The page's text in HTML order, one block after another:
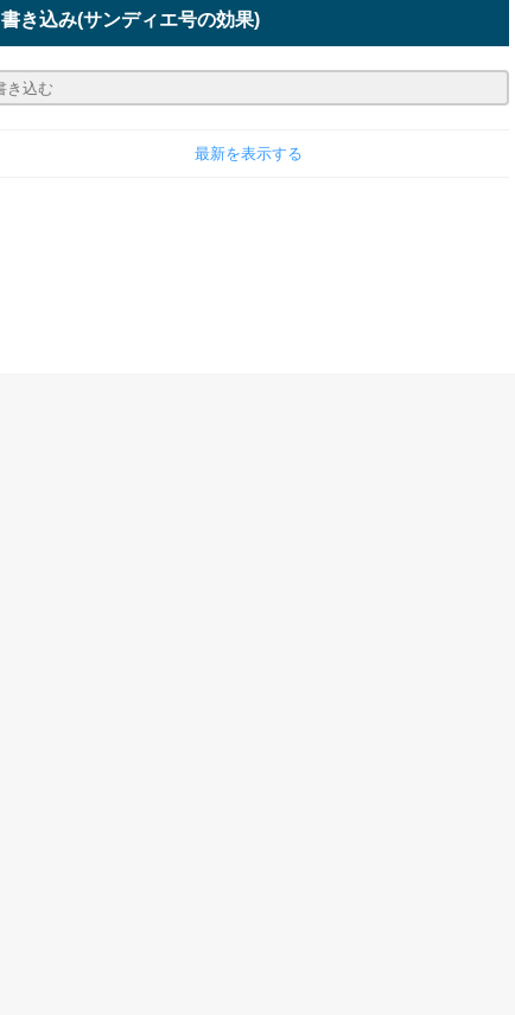
書き込み(サンディエ号の効果)
最新を表示する